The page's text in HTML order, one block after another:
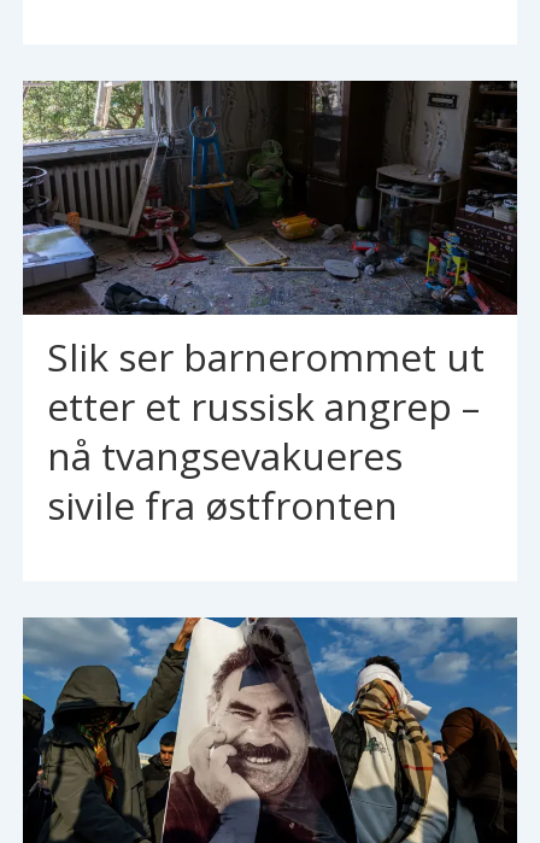
Slik ser barnerommet ut
etter et russisk angrep –
nå tvangsevakueres
sivile fra østfronten